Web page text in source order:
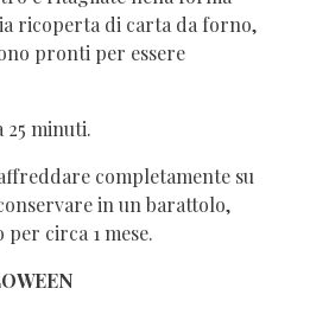
ricoperta di carta da forno,
pronti per essere
minuti.
completamente su
in un barattolo,
circa 1 mese.